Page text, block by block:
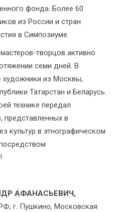
фонда. Более 60
из России и стран
в Симпозиуме.
творцов активно
семи дней. В
художники из Москвы,
Татарстан и Беларусь.
технике передал
представленных в
культур в этнографическом
АФАНАСЬЕВИЧ,
г. Пушкино, Московская